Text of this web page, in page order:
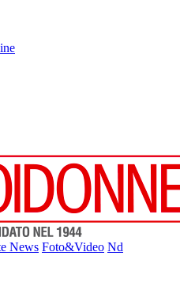
News Foto&Video Nd